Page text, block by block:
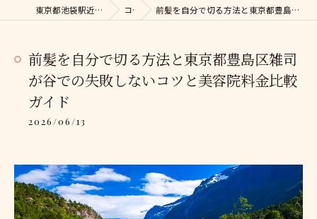
東京都池袋駅近くの美容院ならDIAPRURE コラム 前髪を自分で切る方法と東京都豊島区雑司が谷での失敗しないコツと美容院料金比較ガイド
前髪を自分で切る方法と東京都豊島区雑司
が谷での失敗しないコツと美容院料金比較
ガイド
2026/06/13